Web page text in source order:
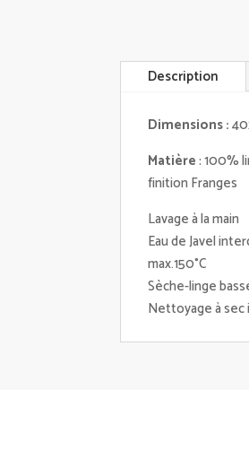
Description
Dimensions :
Matière: 100%
finition Franges
Lavage à la main
Eau de Javel
max.150°C
Sèche-linge
Nettoyage à